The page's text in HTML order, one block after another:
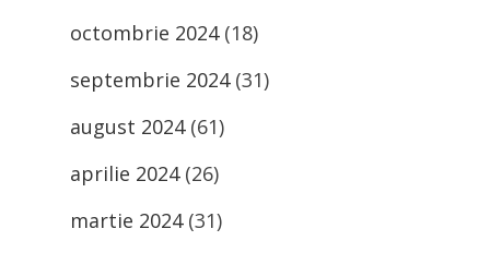
octombrie 2024(18)
septembrie 2024(31)
august 2024(61)
aprilie 2024(26)
martie 2024(31)